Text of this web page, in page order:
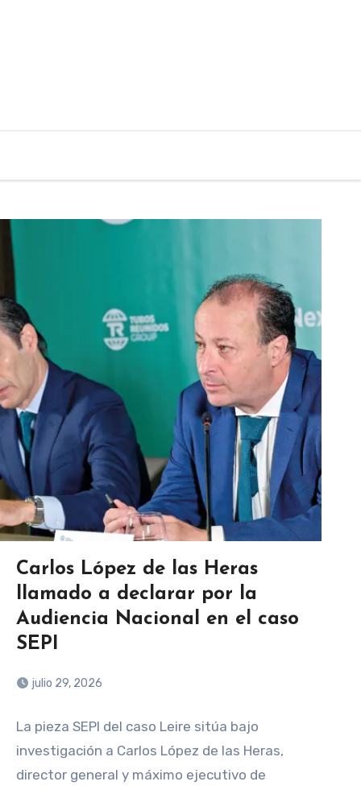
Carlos López de las Heras
llamado a declarar por la
Audiencia Nacional en el caso
SEPI
julio 29, 2026
La pieza SEPI del caso Leire sitúa bajo
investigación a Carlos López de las Heras,
director general y máximo ejecutivo de